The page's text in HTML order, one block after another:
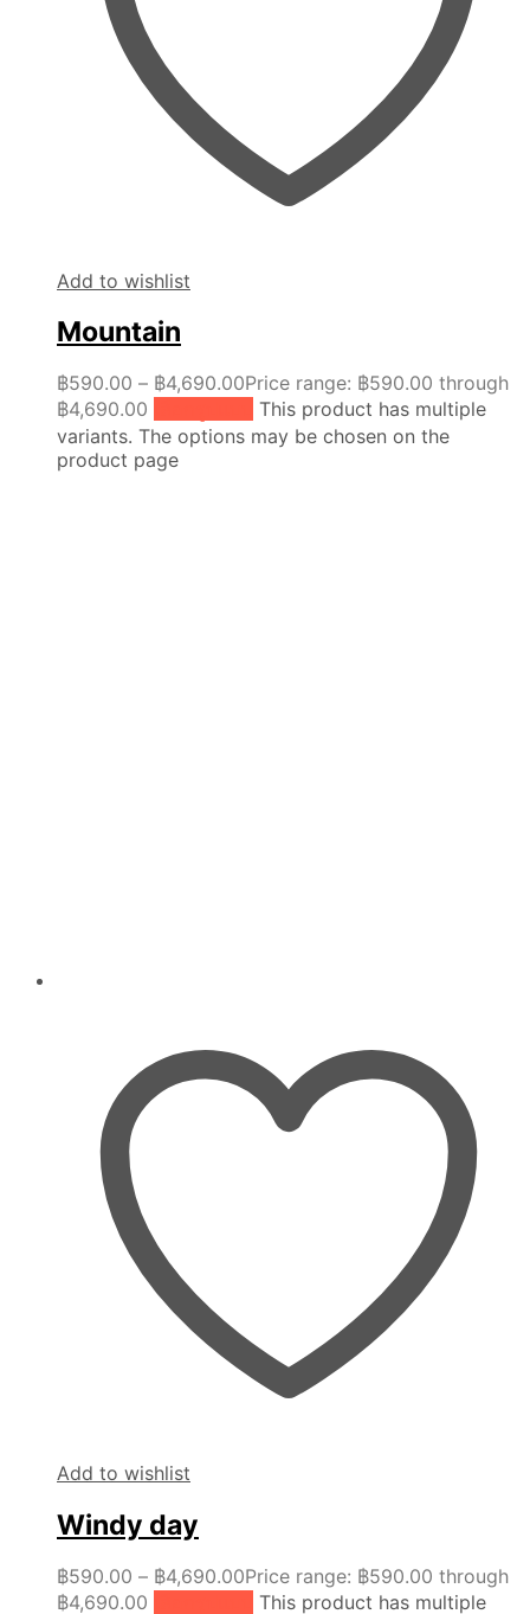
Add to wishlist
Mountain
฿590.00 – ฿4,690.00Price range: ฿590.00 through
฿4,690.00
This product has multiple
variants. The options may be chosen on the
product page
Add to wishlist
Windy day
฿590.00 – ฿4,690.00Price range: ฿590.00 through
฿4,690.00
This product has multiple